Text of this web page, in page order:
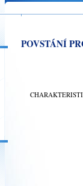
POVSTÁNÍ